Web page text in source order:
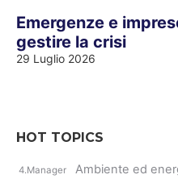
Emergenze e
gestire la crisi
29 Luglio 2026
HOT TOPICS
4.Manager Ambiente ed